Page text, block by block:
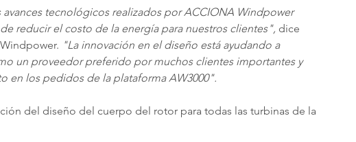
tecnológicos realizados por ACCIONA Windpower
reducir el costo de la energía para nuestros clientes", dice
"La innovación en el diseño está ayudando a
un proveedor preferido por muchos clientes importantes y
en los pedidos de la plataforma AW3000".
del diseño del cuerpo del rotor para todas las turbinas de la